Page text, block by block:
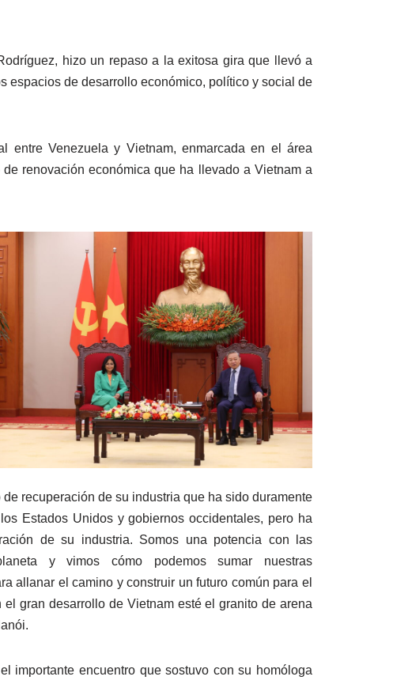
hizo un repaso a la exitosa gira que llevó a
espacios de desarrollo económico, político y social de
entre Venezuela y Vietnam, enmarcada en el área
renovación económica que ha llevado a Vietnam a
recuperación de su industria que ha sido duramente
Estados Unidos y gobiernos occidentales, pero ha
de su industria. Somos una potencia con las
y vimos cómo podemos sumar nuestras
allanar el camino y construir un futuro común para el
gran desarrollo de Vietnam esté el granito de arena
importante encuentro que sostuvo con su homóloga